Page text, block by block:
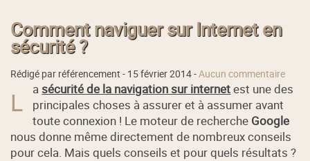
Comment naviguer sur Internet en
sécurité ?
Rédigé par référencement - 15 février 2014-Aucun commentaire
L a sécurité de la navigation sur internetest une des
principales choses à assurer et à assumer avant
toute connexion ! Le moteur de recherche Google
nous donne même directement de nombreux conseils
pour cela. Mais quels conseils et pour quels résultats ?